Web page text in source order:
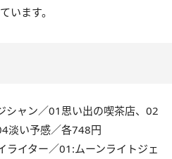
います。
シャン／01思い出の喫茶店、02
淡い予感／各748円
ライター／01:ムーンライトジェ